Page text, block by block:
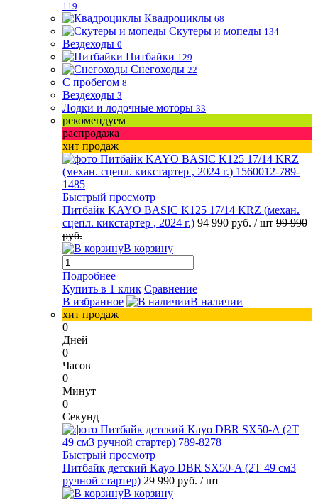
119
Квадроциклы 68
Скутеры и мопеды 134
Вездеходы 0
Питбайки 129
Снегоходы 22
С пробегом 8
Вездеходы 3
Лодки и лодочные моторы 33
рекомендуем
распродажа
хит продаж
Быстрый просмотр
Питбайк KAYO BASIC K125 17/14 KRZ (механ.
сцепл. кикстартер , 2024 г.) 94 990 руб. / шт 99 990
руб.
В корзину
Подробнее
Купить в 1 клик Сравнение
В избранное
В наличии
хит продаж
0
Дней
0
Часов
0
Минут
0
Секунд
Быстрый просмотр
Питбайк детский Kayo DBR SX50-A (2T 49 см3
ручной стартер) 29 990 руб. / шт
В корзину